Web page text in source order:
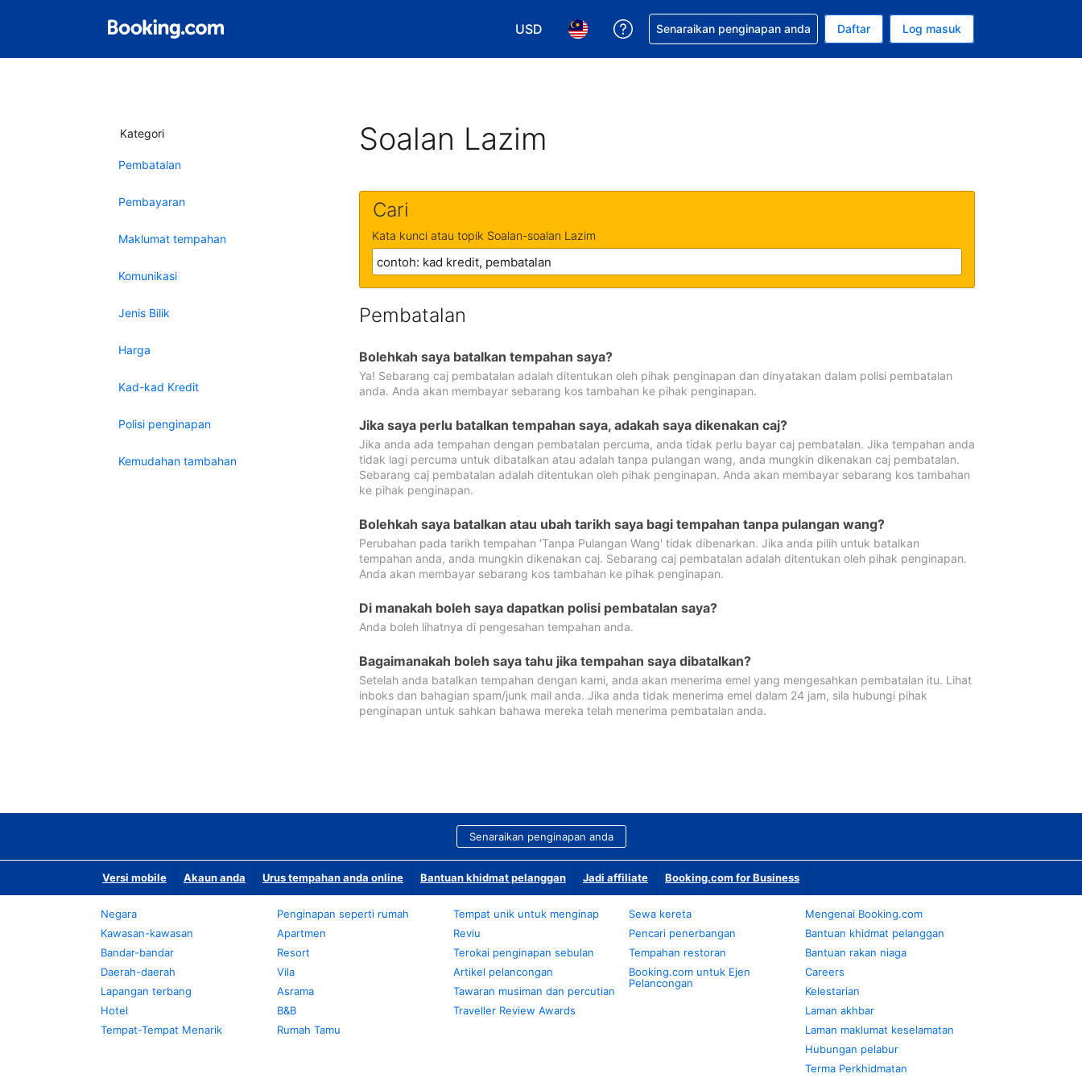
USD
Pilih mata wang anda. Mata wang semasa anda adalah Dolar A.S.
Pilih bahasa anda. Bahasa semasa anda adalah Bahasa Malaysia
Dapatkan bantuan bagi tempahan anda
Senaraikan penginapan anda Daftar Log masuk
Kategori
Pembatalan
Pembayaran
Maklumat tempahan
Komunikasi
Jenis Bilik
Harga
Kad-kad Kredit
Polisi penginapan
Kemudahan tambahan
Soalan Lazim
Cari
Kata kunci atau topik Soalan-soalan Lazim
Pembatalan
Bolehkah saya batalkan tempahan saya?
Ya! Sebarang caj pembatalan adalah ditentukan oleh pihak penginapan dan dinyatakan dalam polisi pembatalan
anda. Anda akan membayar sebarang kos tambahan ke pihak penginapan.
Jika saya perlu batalkan tempahan saya, adakah saya dikenakan caj?
Jika anda ada tempahan dengan pembatalan percuma, anda tidak perlu bayar caj pembatalan. Jika tempahan anda
tidak lagi percuma untuk dibatalkan atau adalah tanpa pulangan wang, anda mungkin dikenakan caj pembatalan.
Sebarang caj pembatalan adalah ditentukan oleh pihak penginapan. Anda akan membayar sebarang kos tambahan
ke pihak penginapan.
Bolehkah saya batalkan atau ubah tarikh saya bagi tempahan tanpa pulangan wang?
Perubahan pada tarikh tempahan 'Tanpa Pulangan Wang' tidak dibenarkan. Jika anda pilih untuk batalkan
tempahan anda, anda mungkin dikenakan caj. Sebarang caj pembatalan adalah ditentukan oleh pihak penginapan.
Anda akan membayar sebarang kos tambahan ke pihak penginapan.
Di manakah boleh saya dapatkan polisi pembatalan saya?
Anda boleh lihatnya di pengesahan tempahan anda.
Bagaimanakah boleh saya tahu jika tempahan saya dibatalkan?
Setelah anda batalkan tempahan dengan kami, anda akan menerima emel yang mengesahkan pembatalan itu. Lihat
inboks dan bahagian spam/junk mail anda. Jika anda tidak menerima emel dalam 24 jam, sila hubungi pihak
penginapan untuk sahkan bahawa mereka telah menerima pembatalan anda.
Senaraikan penginapan anda
Versi mobile Akaun anda Urus tempahan anda online Bantuan khidmat pelanggan Jadi affiliate Booking.com for Business
Negara
Kawasan-kawasan
Bandar-bandar
Daerah-daerah
Lapangan terbang
Hotel
Tempat-Tempat Menarik
Penginapan seperti rumah
Apartmen
Resort
Vila
Asrama
B&B
Rumah Tamu
Tempat unik untuk menginap
Reviu
Terokai penginapan sebulan
Artikel pelancongan
Tawaran musiman dan percutian
Traveller Review Awards
Sewa kereta
Pencari penerbangan
Tempahan restoran
Booking.com untuk Ejen
Pelancongan
Mengenai Booking.com
Bantuan khidmat pelanggan
Bantuan rakan niaga
Careers
Kelestarian
Laman akhbar
Laman maklumat keselamatan
Hubungan pelabur
Terma Perkhidmatan